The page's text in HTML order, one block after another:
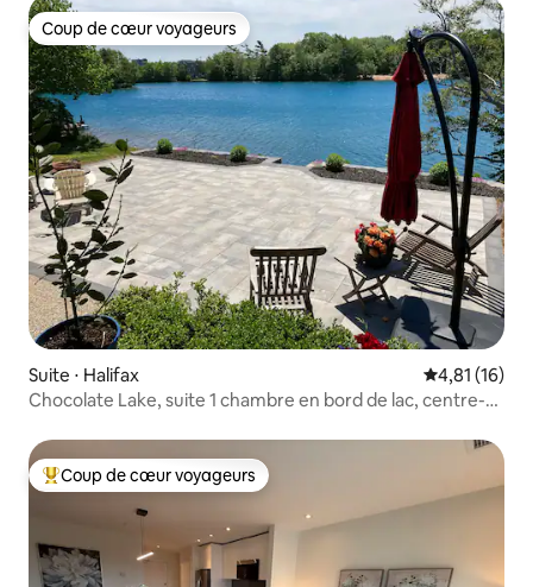
Coup de cœur voyageurs
Coup de cœur voyageurs
Suite ⋅ Halifax Évaluation
4,81 (16)
Chocolate Lake, suite 1 chambre en bord de lac, centre-
Coups de cœur voyageurs les plus appréciés
Coup de cœur voyageurs